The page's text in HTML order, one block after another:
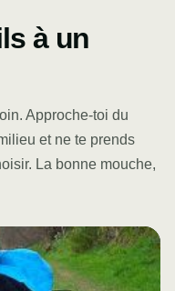
à un
Approche-toi du
et ne te prends
La bonne mouche,